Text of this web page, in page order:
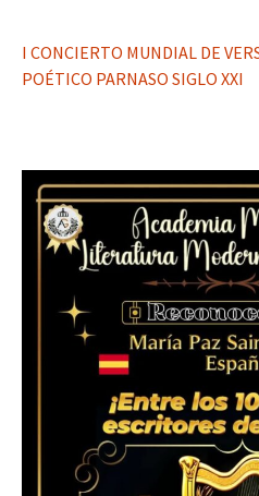
I CONCIERTO MUNDIAL DE
POÉTICO PARNASO SIGLO XXI